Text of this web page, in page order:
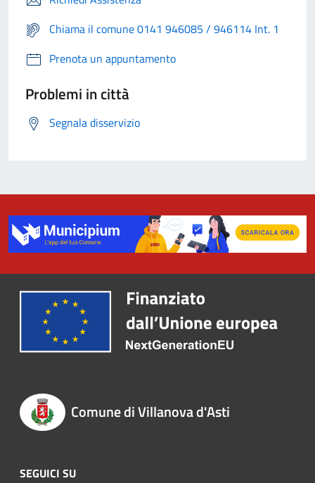
Chiama il comune 0141 946085 / 946114 Int. 1
Prenota un appuntamento
Problemi in città
Segnala disservizio
Comune di Villanova d'Asti
SEGUICI SU